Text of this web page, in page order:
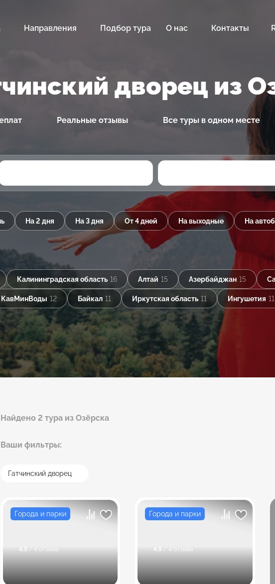
Направления Подбор тура О нас Контакты
дворец из
Реальные отзывы Все туры в одном месте
На 2 дня На 3 дня От 4 дней На выходные На
Калининградская область 16 Алтай 15 Азербайджан 15
КавМинВоды 12 Байкал 11 Иркутская область 11 Ингушетия 11
Найдено 2 тура из Озёрска
Ваши фильтры:
Гатчинский дворец
Города и парки
4.5 / 4 отзыва
Города и парки
4.5 / 4 отзыва